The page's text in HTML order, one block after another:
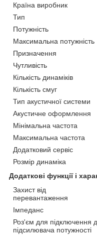
Країна виробник
Тип
Потужність
Максимальна потужність
Призначення
Чутливість
Кількість динаміків
Кількість смуг
Тип акустичної системи
Акустичне оформлення
Мінімальна частота
Максимальна частота
Додатковий сервіс
Розмір динаміка
Додаткові функції і
Захист від
перевантаження
Імпеданс
Роз'єм для підключення
підсилювача потужності